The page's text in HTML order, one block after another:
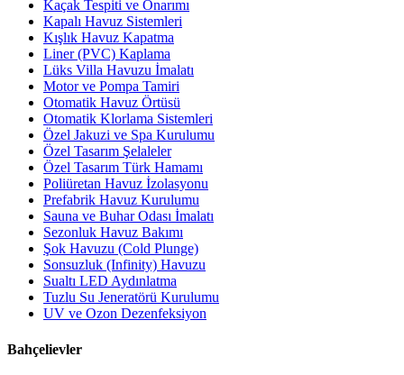
Kaçak Tespiti ve Onarımı
Kapalı Havuz Sistemleri
Kışlık Havuz Kapatma
Liner (PVC) Kaplama
Lüks Villa Havuzu İmalatı
Motor ve Pompa Tamiri
Otomatik Havuz Örtüsü
Otomatik Klorlama Sistemleri
Özel Jakuzi ve Spa Kurulumu
Özel Tasarım Şelaleler
Özel Tasarım Türk Hamamı
Poliüretan Havuz İzolasyonu
Prefabrik Havuz Kurulumu
Sauna ve Buhar Odası İmalatı
Sezonluk Havuz Bakımı
Şok Havuzu (Cold Plunge)
Sonsuzluk (Infinity) Havuzu
Sualtı LED Aydınlatma
Tuzlu Su Jeneratörü Kurulumu
UV ve Ozon Dezenfeksiyon
Bahçelievler